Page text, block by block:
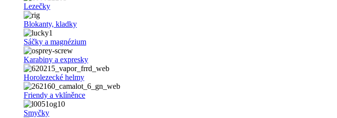
Lezečky
Blokanty, kladky
Sáčky a magnézium
Karabiny a expresky
Horolezecké helmy
Friendy a vklíněnce
Smyčky